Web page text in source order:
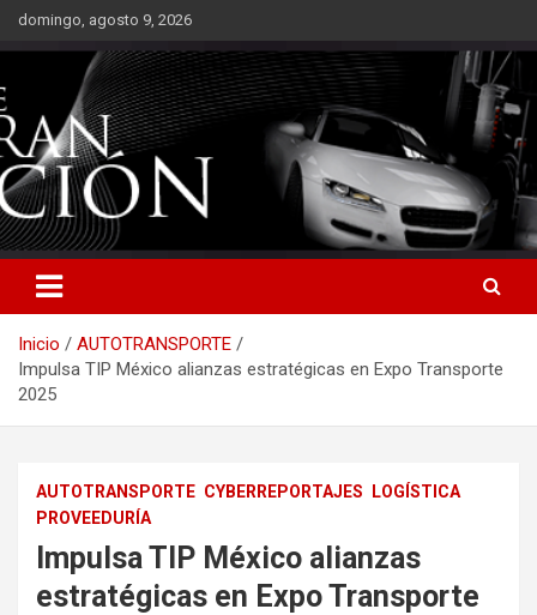
Saltardomingo, agosto 9, 2026
Inicio
AUTOTRANSPORTE
Impulsa TIP México alianzas estratégicas en Expo Transporte
2025
AUTOTRANSPORTE CYBERREPORTAJES
LOGÍSTICA
PROVEEDURÍA
Impulsa TIP México alianzas
estratégicas en Expo Transporte